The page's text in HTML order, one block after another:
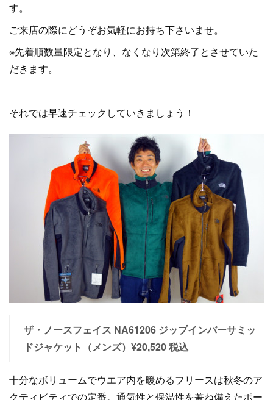
す。
ご来店の際にどうぞお気軽にお持ち下さいませ。
※先着順数量限定となり、なくなり次第終了とさせていた
だきます。
それでは早速チェックしていきましょう！
ザ・ノースフェイス NA61206 ジップインバーサミッ
ドジャケット（メンズ）¥20,520 税込
十分なボリュームでウエア内を暖めるフリースは秋冬のア
クティビティでの定番。通気性と保温性を兼ね備えたポー